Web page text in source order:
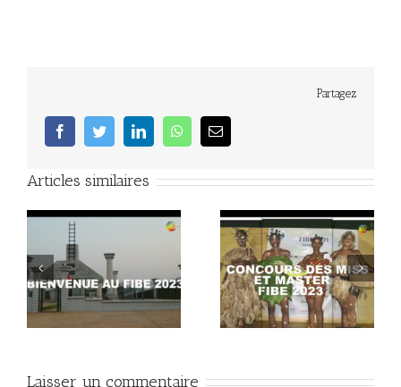
Partagez
facebooktwitter linkedin whatsappEmail
Articles similaires
Concours Miss et Mister
FIBE 2023
Programme FIBE 2023
Laisser un commentaire